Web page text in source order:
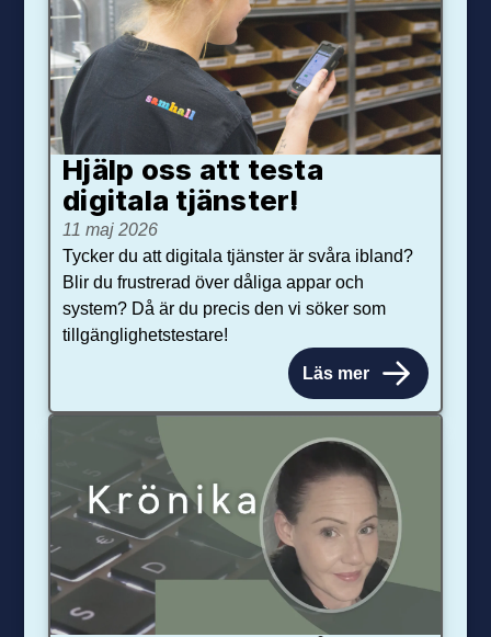
Hjälp oss att testa
digitala tjänster!
11 maj 2026
Tycker du att digitala tjänster är svåra ibland?
Blir du frustrerad över dåliga appar och
system? Då är du precis den vi söker som
tillgänglighetstestare!
Läs mer